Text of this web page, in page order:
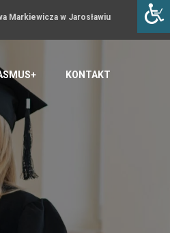
Markiewicza w Jarosławiu
KONTAKT